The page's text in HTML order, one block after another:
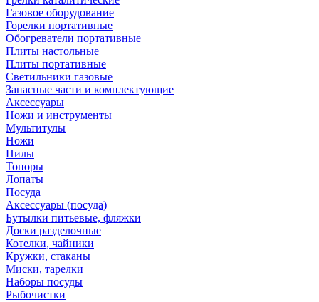
Газовое оборудование
Горелки портативные
Обогреватели портативные
Плиты настольные
Плиты портативные
Светильники газовые
Запасные части и комплектующие
Аксессуары
Ножи и инструменты
Мультитулы
Ножи
Пилы
Топоры
Лопаты
Посуда
Аксессуары (посуда)
Бутылки питьевые, фляжки
Доски разделочные
Котелки, чайники
Кружки, стаканы
Миски, тарелки
Наборы посуды
Рыбочистки